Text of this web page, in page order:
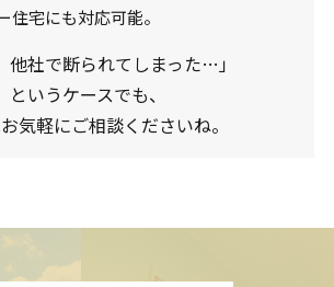
住宅にも対応可能。
他社で断られてしまった…」
というケースでも、
気軽にご相談くださいね。